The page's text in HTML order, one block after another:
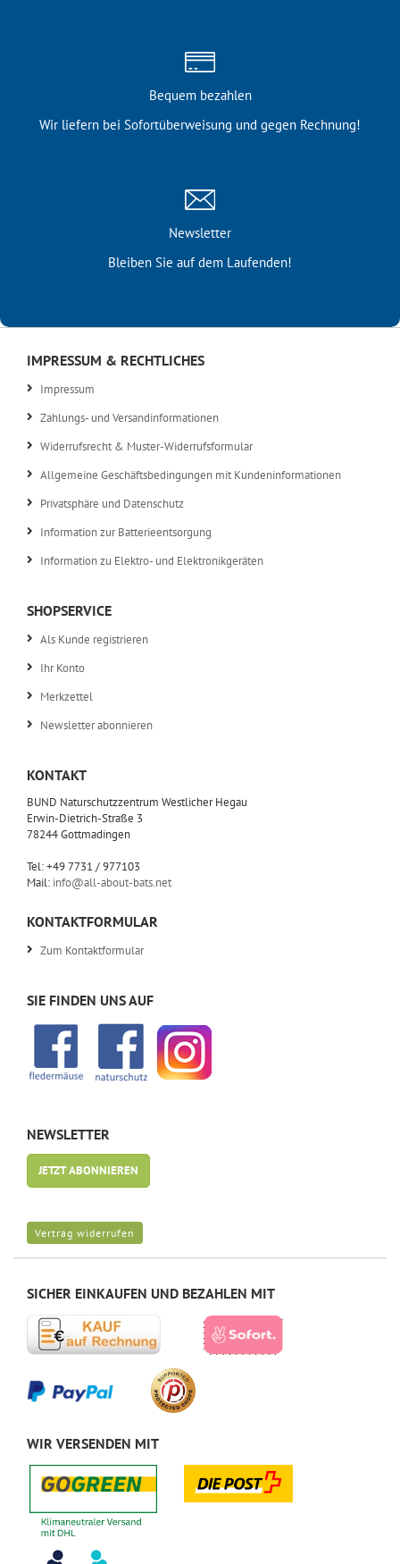
Bequem bezahlen
Wir liefern bei Sofortüber­weisung und gegen Rechnung!
Newsletter
Bleiben Sie auf dem Laufenden!
IMPRESSUM & RECHTLICHES
Impressum
Zahlungs- und Versandinformationen
Widerrufsrecht & Muster-Widerrufsformular
Allgemeine Geschäftsbedingungen mit Kundeninformationen
Privatsphäre und Datenschutz
Information zur Batterieentsorgung
Information zu Elektro- und Elektronikgeräten
SHOPSERVICE
Als Kunde registrieren
Ihr Konto
Merkzettel
Newsletter abonnieren
KONTAKT
BUND Naturschutzzentrum Westlicher Hegau
Erwin-Dietrich-Straße 3
78244 Gottmadingen
Tel: +49 7731 / 977103
Mail: info@all-about-bats.net
KONTAKTFORMULAR
Zum Kontaktformular
SIE FINDEN UNS AUF
NEWSLETTER
JETZT ABONNIEREN
Vertrag widerrufen
SICHER EINKAUFEN UND BEZAHLEN MIT
WIR VERSENDEN MIT